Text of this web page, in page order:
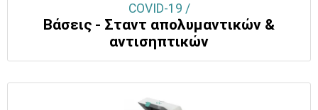
COVID-19 /
Βάσεις - Σταντ απολυμαντικών &
αντισηπτικών